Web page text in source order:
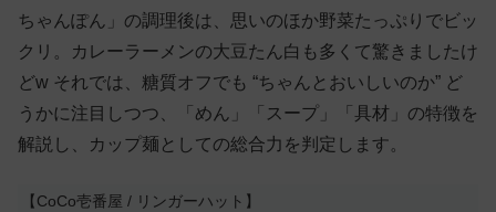
ちゃんぽん」の調理後は、思いのほか野菜たっぷりでビッ
クリ。カレーラーメンの大豆たん白も多くて驚きましたけ
どw それでは、糖質オフでも “ちゃんとおいしいのか” ど
うかに注目しつつ、「めん」「スープ」「具材」の特徴を
解説し、カップ麺としての総合力を判定します。
【CoCo壱番屋 / リンガーハット】